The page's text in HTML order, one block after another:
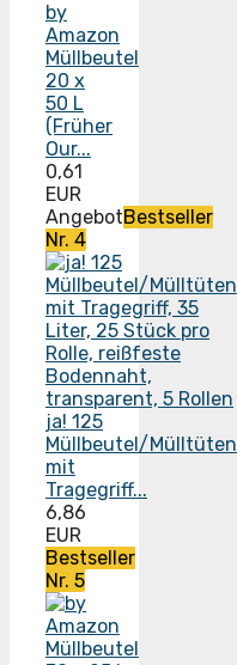
by
Amazon
Müllbeutel
20 x
50 L
(Früher
Our...
0,61
EUR
AngebotBestseller
Nr. 4
ja! 125
Müllbeutel/Mülltüten
mit
Tragegriff...
6,86
EUR
Bestseller
Nr. 5